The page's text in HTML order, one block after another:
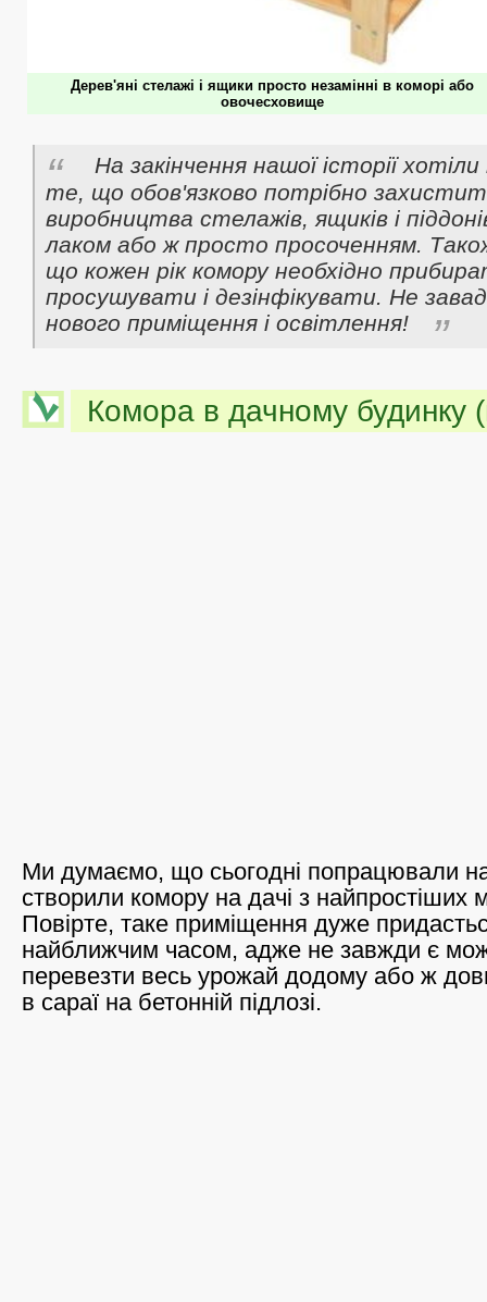
Дерев'яні стелажі і ящики просто незамінні в коморі або
овочесховище
На закінчення нашої історії
те, що обов'язково потрібно
виробництва стелажів, ящиків і
лаком або ж просто просоченням.
що кожен рік комору необхідно
просушувати і дезінфікувати. Не
нового приміщення і освітлення!
Комора в дачному будинку
Ми думаємо, що сьогодні попрацювали
створили комору на дачі з найпростіших
Повірте, таке приміщення дуже
найближчим часом, адже не завжди є
перевезти весь урожай додому або ж
в сараї на бетонній підлозі.